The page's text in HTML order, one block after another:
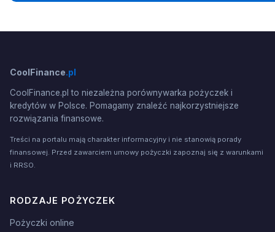
CoolFinance.pl
CoolFinance.pl to niezależna porównywarka pożyczek i
kredytów w Polsce. Pomagamy znaleźć najkorzystniejsze
rozwiązania finansowe.
Treści na portalu mają charakter informacyjny i nie stanowią porady
finansowej. Przed zawarciem umowy pożyczki zapoznaj się z warunkami
i RRSO.
RODZAJE POŻYCZEK
Pożyczki online